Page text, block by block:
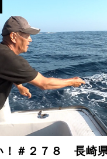
！＃２７８ 長崎